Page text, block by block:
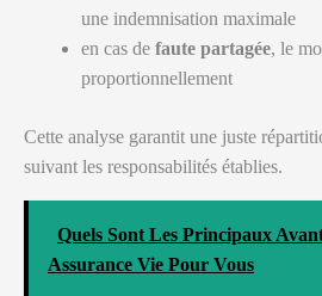
une indemnisation maximale
en cas de faute partagée, le
proportionnellement
Cette analyse garantit une juste
suivant les responsabilités établies.
Quels Sont Les Principaux
Assurance Vie Pour Vous